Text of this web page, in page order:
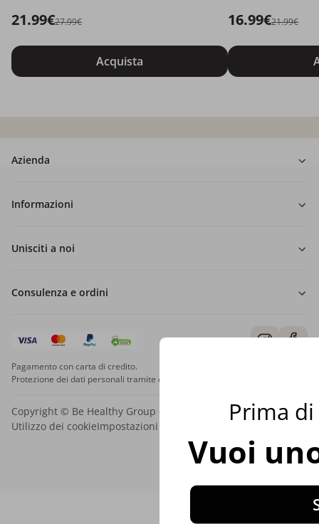
21.99€27.99€
Acquista
16.99€21.99€
Azienda
Informazioni
Unisciti a noi
Consulenza e ordini
Pagamento con carta di credito.
Protezione dei dati personali tramite crittografia SSL.
Copyright © Be Healthy Group d.o.o. 2012 - 2026
Utilizzo dei cookieImpostazioni dei cookie
Prima
Vuoi